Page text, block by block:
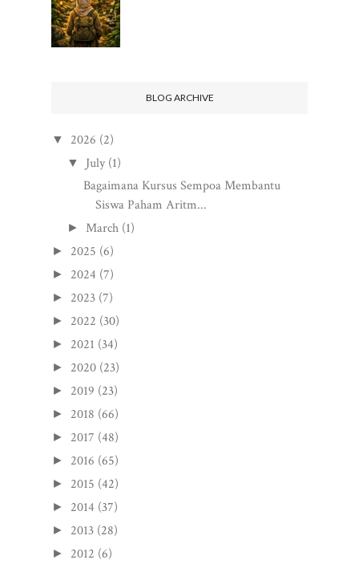
BLOG ARCHIVE
▼ 2026 (2)
▼ July (1)
Bagaimana Kursus Sempoa Membantu
Siswa Paham Aritm...
► March (1)
► 2025 (6)
► 2024 (7)
► 2023 (7)
► 2022 (30)
► 2021 (34)
► 2020 (23)
► 2019 (23)
► 2018 (66)
► 2017 (48)
► 2016 (65)
► 2015 (42)
► 2014 (37)
► 2013 (28)
► 2012 (6)